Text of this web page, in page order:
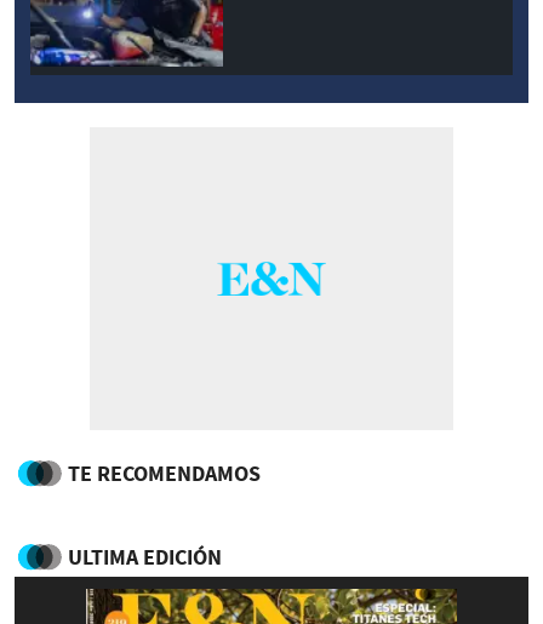
TE RECOMENDAMOS
ULTIMA EDICIÓN